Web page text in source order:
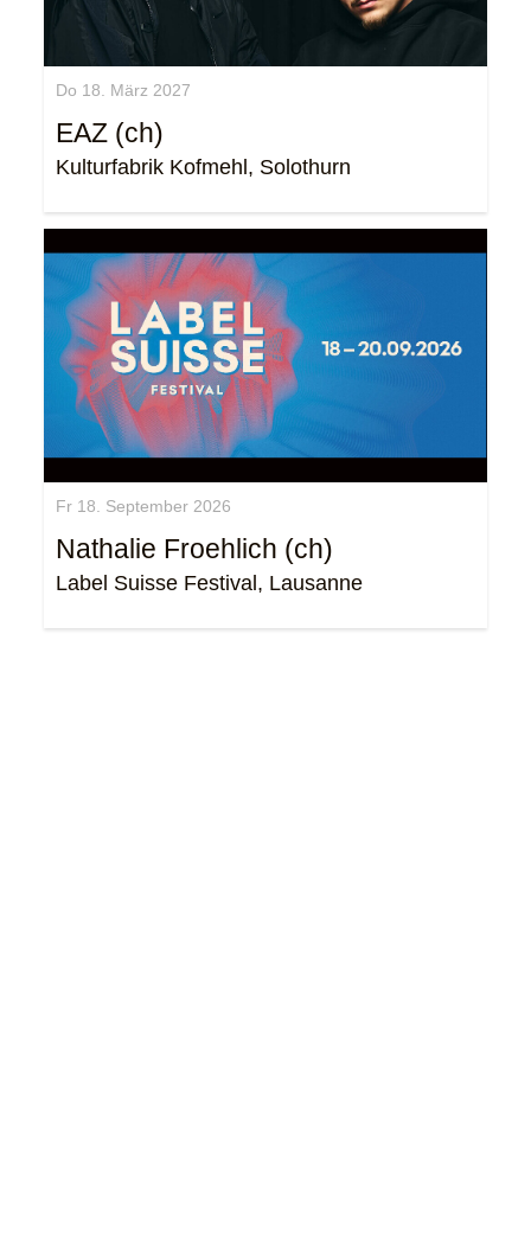
Do 18. März 2027
EAZ (ch)
Kulturfabrik Kofmehl, Solothurn
Fr 18. September 2026
Nathalie Froehlich (ch)
Label Suisse Festival, Lausanne